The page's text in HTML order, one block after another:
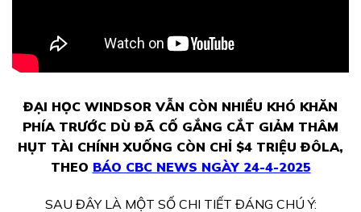
ĐẠI HỌC WINDSOR VẪN CÒN NHIỀU KHÓ KHĂN
PHÍA TRƯỚC DÙ ĐÃ CỐ GẮNG CẮT GIẢM THÂM
HỤT TÀI CHÍNH XUỐNG CÒN CHỈ $4 TRIỆU ĐÔLA,
THEO BÁO CBC NEWS NGÀY 24-4-2025
SAU ĐÂY LÀ MỘT SỐ CHI TIẾT ĐÁNG CHÚ Ý: